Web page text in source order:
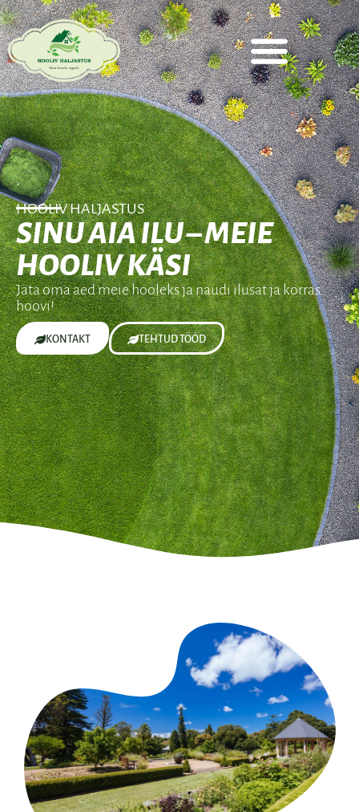
HOOLIV HALJASTUS
SINU AIA ILU – MEIE
HOOLIV KÄSI
Jäta oma aed meie hooleks ja naudi ilusat ja korras
hoovi!
KONTAKT TEHTUD TÖÖD